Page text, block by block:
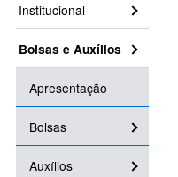
Institucional
Bolsas e Auxílios
Apresentação
Bolsas
Auxílios